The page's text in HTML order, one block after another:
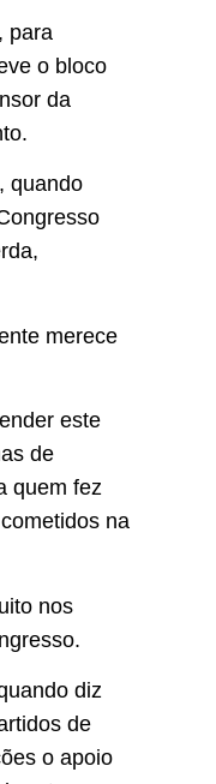
para
o bloco
da
quando
merece
este
de
quem fez
na
nos
diz
de
o apoio